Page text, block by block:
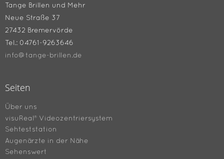
Tange Brillen und Mehr
Neue Straße 37
27432 Bremervörde
Tel.: 04761-9263646
info@tange-brillen.de
Seiten
Über uns
visuReal® Videozentriersystem
Sehteststation
Augenärzte in der Nähe
Sehenswert